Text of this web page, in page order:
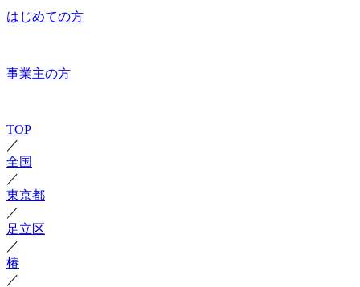
はじめての方
事業主の方
TOP
／
全国
／
東京都
／
足立区
／
椿
／